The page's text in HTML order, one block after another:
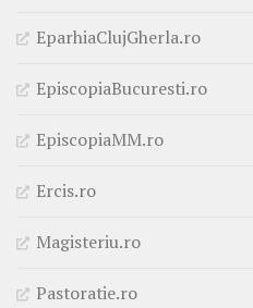
EparhiaClujGherla.ro
EpiscopiaBucuresti.ro
EpiscopiaMM.ro
Ercis.ro
Magisteriu.ro
Pastoratie.ro